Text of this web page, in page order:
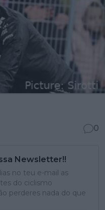
0
Newsletter!!
no teu e-mail as
do ciclismo
perderes nada do que